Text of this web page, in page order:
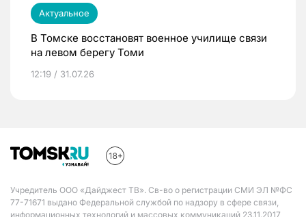
Актуальное
В Томске восстановят военное училище связи
на левом берегу Томи
12:19 / 31.07.26
Учредитель ООО «Дайджест ТВ». Св-во о регистрации СМИ ЭЛ №ФС
77-71671 выдано Федеральной службой по надзору в сфере связи,
информационных технологий и массовых коммуникаций 23.11.2017